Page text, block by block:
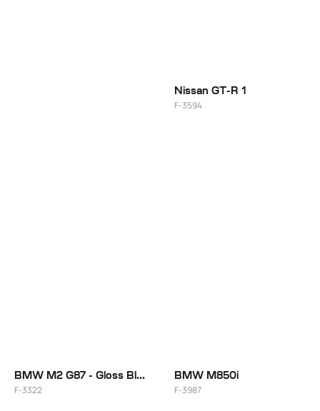
Nissan GT-R 1
F-3594
BMW M850i
F-3987
BMW M2 G87 - Gloss Black Smoke
F-3322